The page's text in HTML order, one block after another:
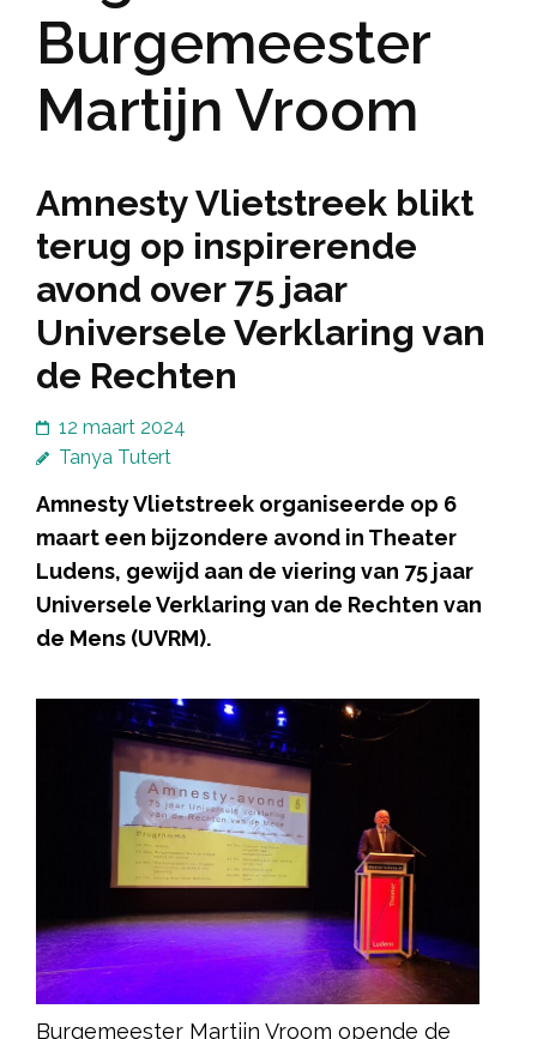
Burgemeester
Martijn Vroom
Amnesty Vlietstreek blikt
terug op inspirerende
avond over 75 jaar
Universele Verklaring van
de Rechten
12 maart 2024
Tanya Tutert
Amnesty Vlietstreek organiseerde op 6
maart een bijzondere avond in Theater
Ludens, gewijd aan de viering van 75 jaar
Universele Verklaring van de Rechten van
de Mens (UVRM).
Burgemeester Martijn Vroom opende de